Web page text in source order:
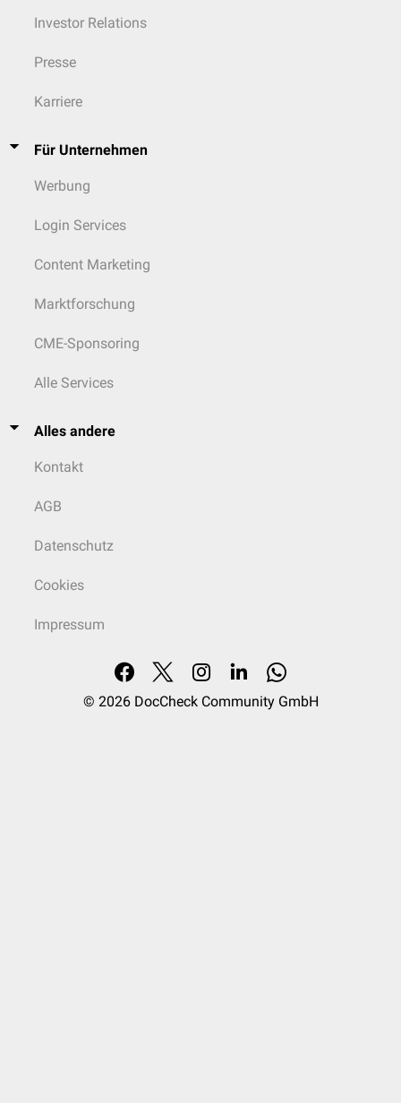
Investor Relations
Presse
Karriere
Für Unternehmen
Werbung
Login Services
Content Marketing
Marktforschung
CME-Sponsoring
Alle Services
Alles andere
Kontakt
AGB
Datenschutz
Cookies
Impressum
© 2026 DocCheck Community GmbH